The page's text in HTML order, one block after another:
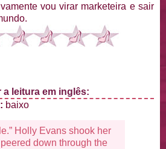
vou virar marketeira e sair
a leitura em inglês:
baixo
Holly Evans shook her
down through the